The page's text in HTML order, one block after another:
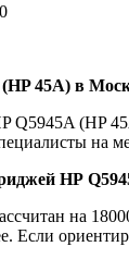
45A) в
Q5945A (HP
на
HP
на
Если